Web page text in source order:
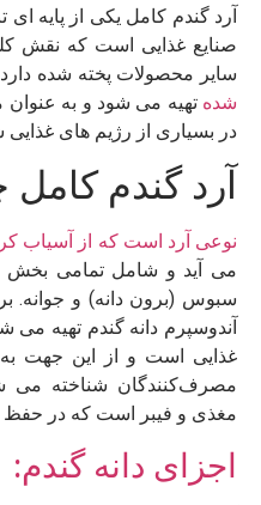
آرد گندم کامل یکی از پایه ‌ای
صنایع غذایی است که نقش
سایر محصولات پخته شده دارد.
شده تهیه می ‌شود و به عنوان
در بسیاری از رژیم‌ های
آرد گندم
نوعی آرد است که از آسیاب
می‌ آید و شامل تمامی بخش
سبوس (برون‌ دانه) و جوانه.
آندوسپرم دانه گندم تهیه می‌
غذایی است و از این جهت
مصرف‌کنندگان شناخته می‌
مغذی و فیبر است که در حفظ
اجزای دانه گندم: